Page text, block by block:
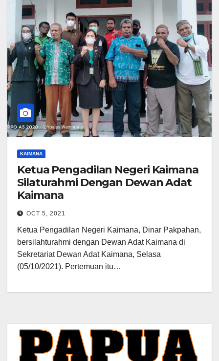
KAIMANA
Ketua Pengadilan Negeri Kaimana
Silaturahmi Dengan Dewan Adat
Kaimana
OCT 5, 2021
Ketua Pengadilan Negeri Kaimana, Dinar Pakpahan,
bersilahturahmi dengan Dewan Adat Kaimana di
Sekretariat Dewan Adat Kaimana, Selasa
(05/10/2021). Pertemuan itu…